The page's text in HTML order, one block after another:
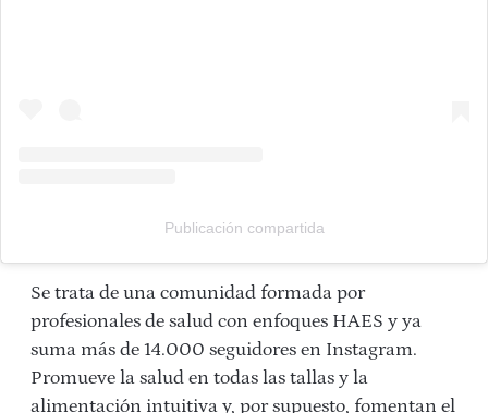
Publicación compartida
Se trata de una comunidad formada por
profesionales de salud con enfoques HAES y ya
suma más de 14.000 seguidores en Instagram.
Promueve la salud en todas las tallas y la
alimentación intuitiva y, por supuesto, fomentan el